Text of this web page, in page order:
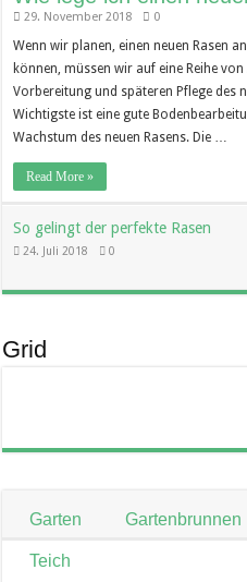
29. November 2018 0
Wenn wir planen, einen neuen Rasen
können, müssen wir auf eine Reihe
Vorbereitung und späteren Pflege des
Wichtigste ist eine gute
Wachstum des neuen Rasens. Die …
Read More »
So gelingt der perfekte Rasen
24. Juli 2018 0
Grid
Garten Gartenbrunnen
Teich